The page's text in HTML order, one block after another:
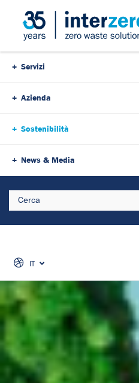
Servizi
Azienda
Sostenibilità
News & Media
Search
IT